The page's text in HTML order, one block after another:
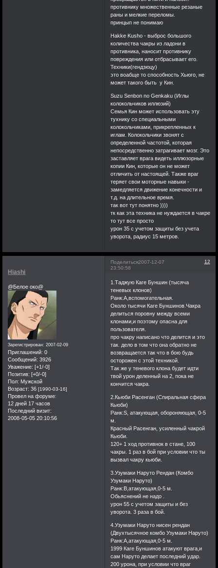
противнику множественные резаные
раны и мелкие переломы.
принцып не понимаю
Hakke Kusho - выброс большого
количества чакры из ладони в
противника, наносит противнику
повреждения или отбрасывает его.
Техники(гендзюцу)
это воабще то способность Хьюго, не
может такого быть у Кин.
Suzu Senbon no Genkaku (Иглы
колокольчиков иллюзий)
Семья Кин может использовать эту
тухнику со специальными
колокольчиками, прикрепленных к
иглам. Колокольчики звонят с
определенной частотой, которая
непосредственно затрагивает мозг. Это
заставляет врага видеть иллюзорные
копии Кин, которые он не может
отличить от настоящей. Также враг
теряет свои моторные навыки -
замедляется движение конечности и
т.д. на длительное время.
так вот тут понятно ))))
тк как эта техника не нуждается в чакре
то тут все просто
урон 35 с учетом защиты без учета
уворота, радиус 15 метров.
Поделиться 12
2007-12-07
23:50:58
Hiashi
@Белое око@
Зарегистрирован: 2007-02-09
Приглашений: 0
Сообщений: 3926
Уважение: [+1/-0]
Позитив: [+0/-0]
Пол: Мужской
Возраст: 36[1990-03-16]
Провел на форуме:
12 дней 17 часов
Последний визит:
2008-05-05 20:10:56
1.Таджую Каге Буншин (тысяча
теневых клонов)
Ранк:А,вспомогательная.
Около тысячи Каге Буншинов.Чакра
делиться поровну между всеми
клонами,и поэтому опасна для
пользователя.
про чакру написано что делится и это
так. дело в том что она обратно не
возвращается так что в бою будь
осторожен с этой техникой.
Так же у теневого клона будет идти
твой урон деленный на 2, пока не
кончится чакра.
2.Кьюби Расенган (Спиральная сфера
Кьюби)
Ранк:S, атакующая, обороняющая, 0-5
м.
Красный Расенган, усиленный чакрой
Кьюби.
120+ 1 ход противнок в стане, 100
чакры. 1 раз в бой при условии что ты
вызвал чакру кьюби.
3.Узумаки Наруто Рендан (Комбо
Узумаки Наруто)
Ранк:В,атакующая,0-5 м.
Обьяснений не надо .
урон 55 с учетом защиты и без
уворота. 3 раза в бой.
4.Узумаки Наруто нисен рендан
(Двухтысячное комбо Узумаки Наруто)
Ранк:А,атакующая,0-5 м.
1999 Каге Буншинов атакуют врага,и
сам Наруто делает последний удар.
200 урона, при условии что враг